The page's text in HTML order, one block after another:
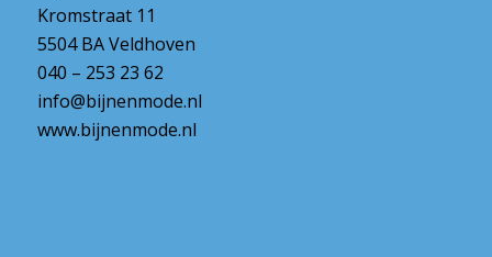
Kromstraat 11
5504 BA Veldhoven
040 – 253 23 62
info@bijnenmode.nl
www.bijnenmode.nl